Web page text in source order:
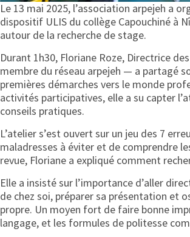
Le 13 mai 2025, l’association arpejeh a
dispositif ULIS du collège Capouchiné à
autour de la recherche de stage.
Durant 1h30, Floriane Roze, Directrice
membre du réseau arpejeh — a partagé
premières démarches vers le monde
activités participatives, elle a su capter
conseils pratiques.
L’atelier s’est ouvert sur un jeu des 7
maladresses à éviter et de comprendre
revue, Floriane a expliqué comment
Elle a insisté sur l’importance d’aller
de chez soi, préparer sa présentation et
propre. Un moyen fort de faire bonne
langage, et les formules de politesse